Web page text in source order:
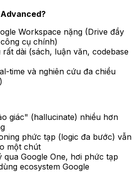
Workspace nặng (Drive đầy
cụ chính)
rất dài (sách, luận văn, codebase
time và nghiên cứu đa chiều
giác" (hallucinate) nhiều hơn
phức tạp (logic đa bước) vẫn
một chút
qua Google One, hơi phức tạp
ecosystem Google